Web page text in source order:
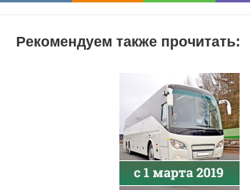
Рекомендуем также прочитать: